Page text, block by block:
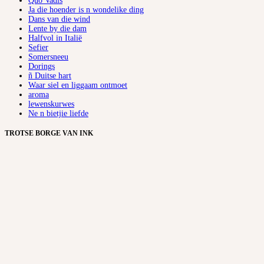
Ja die hoender is n wondelike ding
Dans van die wind
Lente by die dam
Halfvol in Italië
Sefier
Somersneeu
Dorings
ñ Duitse hart
Waar siel en liggaam ontmoet
aroma
lewenskurwes
Ne n bietjie liefde
TROTSE BORGE VAN INK